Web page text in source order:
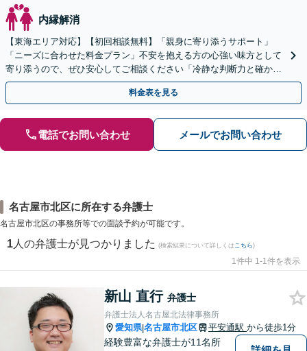
内縁解消
【東海エリア対応】【初回相談無料】「親身に寄り添うサポート」
「ニーズに合わせた料金プラン」不安を抱える方の心強い味方として
寄り添うので、ぜひ安心してご相談ください「冷静な判断力と確かな
交渉力で、あなたの権利を守ります」【休日・夜間相談可】
料金表を見る
電話でお問い合わせ メールでお問い合わせ
名古屋市北区に所在する弁護士
名古屋市北区の事務所等での面談予約が可能です。
1 人の弁護士が見つかりました (検索結果について詳しくは こちら)
1件中 1-1件を表示
新山 直行 弁護士
弁護士法人名古屋北法律事務所
愛知県|名古屋市北区 平安通駅 から徒歩1分
経験豊富な弁護士が11名所